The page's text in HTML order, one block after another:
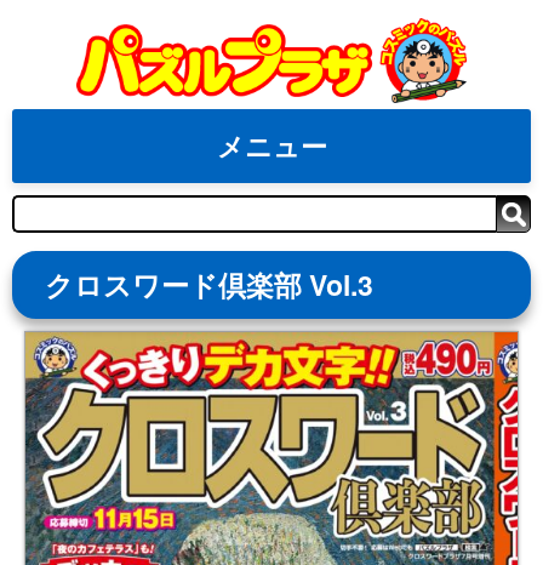
content
メニュー
検
索
クロスワード倶楽部 Vol.3